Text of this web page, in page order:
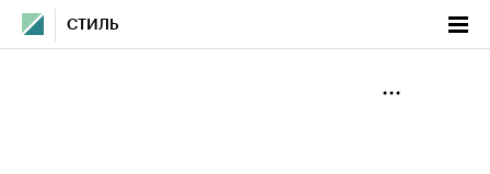
СТИЛЬ